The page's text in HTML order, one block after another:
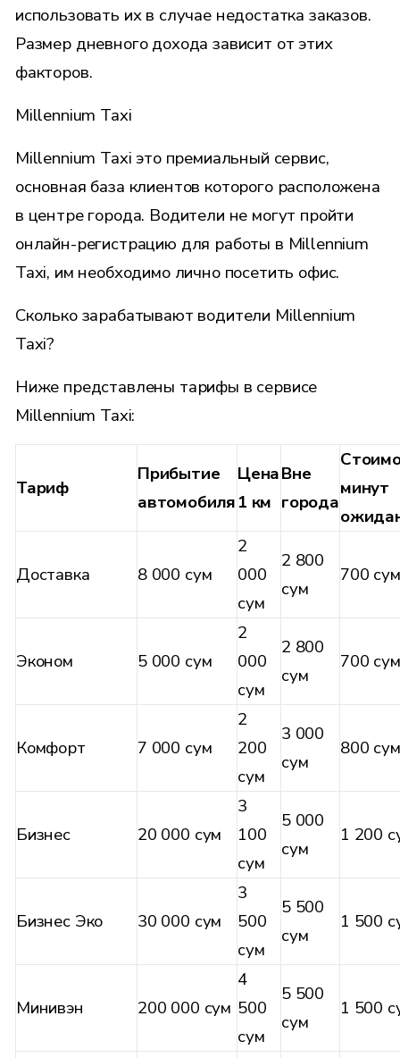
использовать их в случае недостатка заказов.
Размер дневного дохода зависит от этих
факторов.
Millennium Taxi
Millennium Taxi это премиальный сервис,
основная база клиентов которого расположена
в центре города. Водители не могут пройти
онлайн-регистрацию для работы в Millennium
Taxi, им необходимо лично посетить офис.
Сколько зарабатывают водители Millennium
Taxi?
Ниже представлены тарифы в сервисе
Millennium Taxi:
Тариф
Прибытие
автомобиля
Цена
1 км
Вне
города
минут
Доставка 8 000 сум
2
000
сум
2 800
сум
700 сум
Эконом 5 000 сум
2
000
сум
2 800
сум
700 сум
Комфорт 7 000 сум
2
200
сум
3 000
сум
800 сум
Бизнес 20 000 сум
3
100
сум
5 000
сум
1 200
Бизнес Эко 30 000 сум
3
500
сум
5 500
сум
1 500
Минивэн 200 000 сум
4
500
сум
5 500
сум
1 500